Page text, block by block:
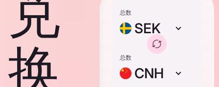
兑
换
总数
SEK
总数
CNH